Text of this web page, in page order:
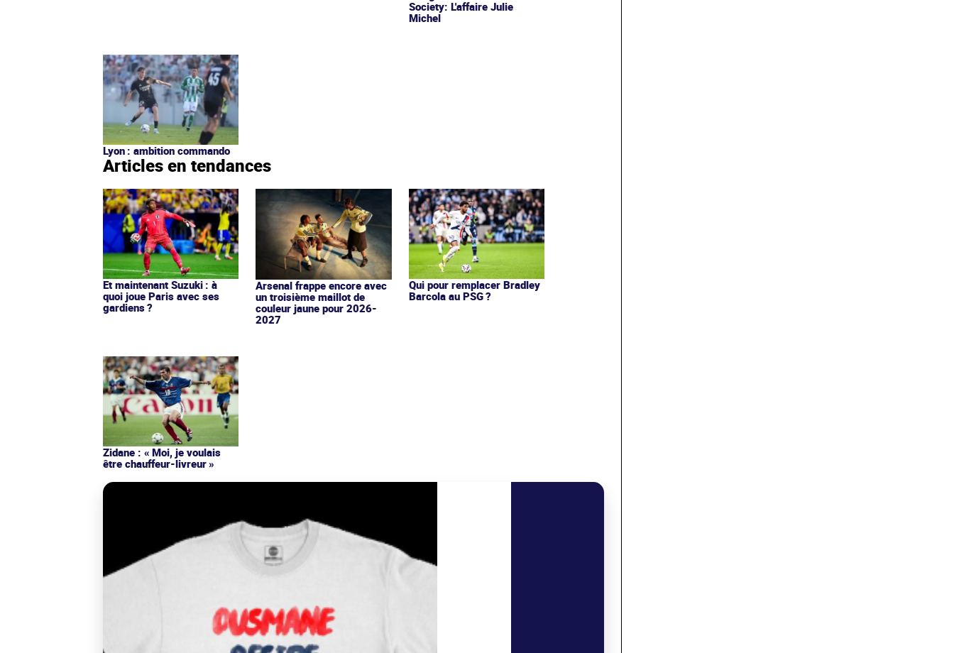
Society: L'affaire Julie
Michel
Lyon : ambition commando
Articles en tendances
Et maintenant Suzuki : à
quoi joue Paris avec ses
gardiens ?
Arsenal frappe encore avec
un troisième maillot de
couleur jaune pour 2026-
2027
Qui pour remplacer Bradley
Barcola au PSG ?
Zidane : « Moi, je voulais
être chauffeur-livreur »